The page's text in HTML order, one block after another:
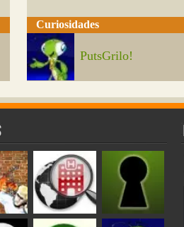
Curiosidades
PutsGrilo!